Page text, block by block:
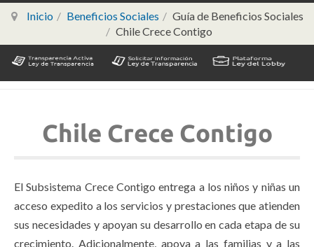
Inicio Beneficios Sociales
Guía de Beneficios Sociales
Chile Crece Contigo
Chile Crece Contigo
El Subsistema Crece Contigo entrega a los niños y niñas un
acceso expedito a los servicios y prestaciones que atienden
sus necesidades y apoyan su desarrollo en cada etapa de su
crecimiento. Adicionalmente, apoya a las familias y a las